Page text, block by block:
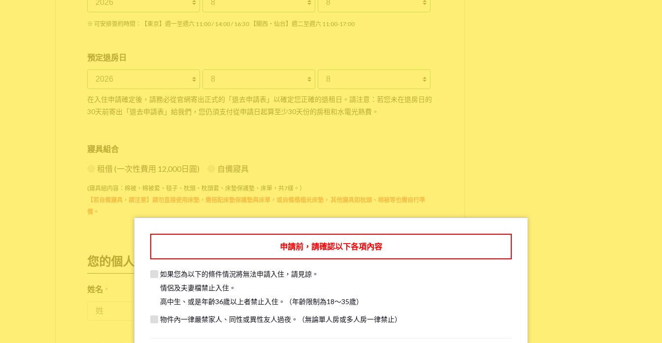
※ 可安排簽約時間：【東京】週一至週六 11:00 / 14:00 / 16:30 【關西・仙台】週二至週六 11:00-17:00
預定退房日
在入住申請確定後，請務必從官網寄出正式的「退去申請表」以確定您正確的退租日。請注意：若您未在退房日的
30天前寄出「退去申請表」給我們，您仍須支付從申請日起算至少30天份的房租和水電光熱費。
寢具組合
租借 (一次性費用 12,000日圓) 自備寢具
(寢具組内容：棉被、棉被套、毯子、枕頭、枕頭套、床墊保護墊、床單，共7樣。）
【若自備寢具，請注意】請勿直接使用床墊，需搭配床墊保護墊與床單，或自備榻榻米床墊， 其他寢具如枕頭、棉被等也需自行準
備。
您的個人資訊
姓名 *
申請前，請確認以下各項內容
如果您為以下的條件情況將無法申請入住，請見諒。
情侶及夫妻檔禁止入住。
高中生、或是年齡36歲以上者禁止入住。（年齡限制為18～35歲）
物件內一律嚴禁家人、同性或異性友人過夜。（無論單人房或多人房一律禁止）